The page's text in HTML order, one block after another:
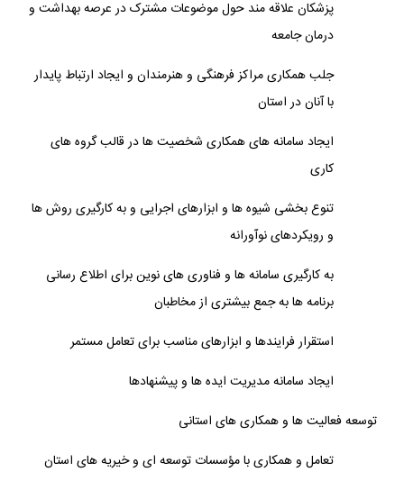
پزشکان علاقه مند حول موضوعات مشترک در عرصه بهداشت و
درمان جامعه
جلب همکاری مراکز فرهنگی و هنرمندان و ایجاد ارتباط پایدار
با آنان در استان
ایجاد سامانه های همکاری شخصیت ها در قالب گروه های
کاری
تنوع بخشی شیوه ها و ابزارهای اجرایی و به کارگیری روش ها
و رویکردهای نوآورانه
به کارگیری سامانه ها و فناوری های نوین برای اطلاع رسانی
برنامه ها به جمع بیشتری از مخاطبان
استقرار فرایندها و ابزارهای مناسب برای تعامل مستمر
ایجاد سامانه مدیریت ایده ها و پیشنهادها
توسعه فعالیت ها و همکاری های استانی
تعامل و همکاری با مؤسسات توسعه ای و خیریه های استان